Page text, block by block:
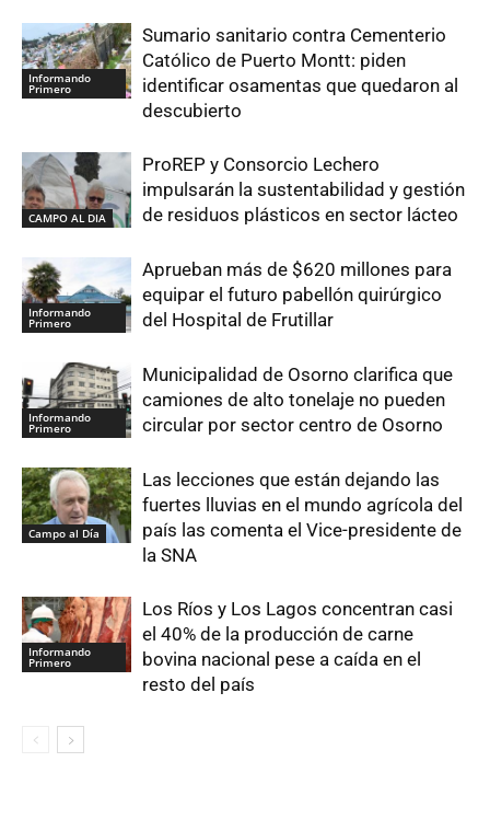
Informando
Primero
Sumario sanitario contra Cementerio
Católico de Puerto Montt: piden
identificar osamentas que quedaron al
descubierto
CAMPO AL DIA
ProREP y Consorcio Lechero
impulsarán la sustentabilidad y gestión
de residuos plásticos en sector lácteo
Informando
Primero
Aprueban más de $620 millones para
equipar el futuro pabellón quirúrgico
del Hospital de Frutillar
Informando
Primero
Municipalidad de Osorno clarifica que
camiones de alto tonelaje no pueden
circular por sector centro de Osorno
Campo al Día
Las lecciones que están dejando las
fuertes lluvias en el mundo agrícola del
país las comenta el Vice-presidente de
la SNA
Informando
Primero
Los Ríos y Los Lagos concentran casi
el 40% de la producción de carne
bovina nacional pese a caída en el
resto del país